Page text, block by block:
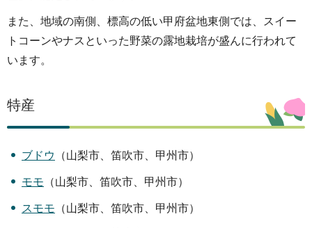
イ
フ
また、地域の南側、標高の低い甲府盆地東側では、スイー
トコーンやナスといった野菜の露地栽培が盛んに行われて
います。
特産
ブドウ （山梨市、笛吹市、甲州市）
モモ （山梨市、笛吹市、甲州市）
スモモ （山梨市、笛吹市、甲州市）